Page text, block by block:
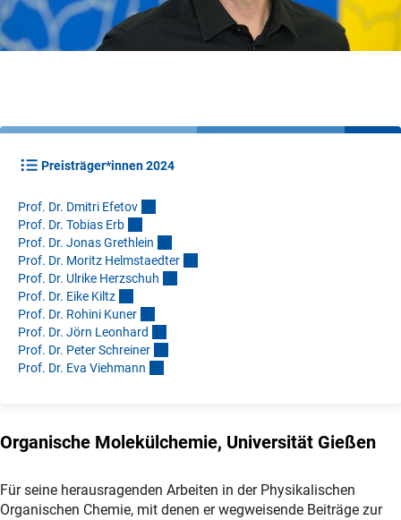
Preisträger*innen 2024
Prof. Dr. Dmitri Efetov
Prof. Dr. Tobias Erb
Prof. Dr. Jonas Grethlein
Prof. Dr. Moritz Helmstaedter
Prof. Dr. Ulrike Herzschuh
Prof. Dr. Eike Kiltz
Prof. Dr. Rohini Kuner
Prof. Dr. Jörn Leonhard
Prof. Dr. Peter Schreiner
Prof. Dr. Eva Viehmann
Organische Molekülchemie, Universität Gießen
Für seine herausragenden Arbeiten in der Physikalischen
Organischen Chemie, mit denen er wegweisende Beiträge zur